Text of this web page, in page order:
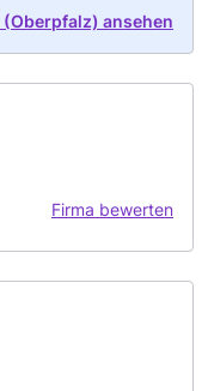
ansehen
Firma bewerten